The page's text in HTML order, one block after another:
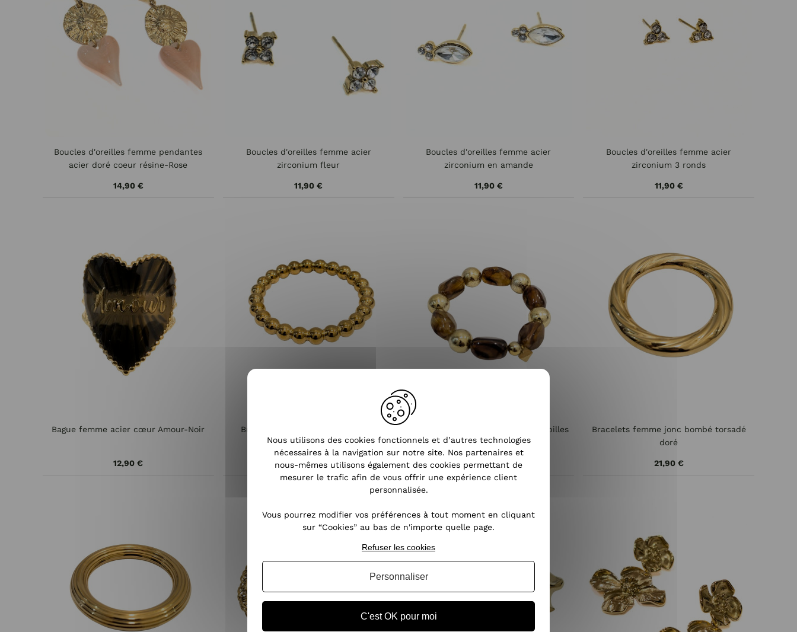
Boucles d'oreilles femme pendantes
acier doré coeur résine-Rose
14,90 €
Boucles d'oreilles femme acier
zirconium fleur
11,90 €
Boucles d'oreilles femme acier
zirconium en amande
11,90 €
Boucles d'oreilles femme acier
zirconium 3 ronds
11,90 €
Bague femme acier cœur Amour-Noir
12,90 €
Bracelets femme jonc doré billes
rigides
22,90 €
Bracelets femme résine camel et billes
dorées
11,90 €
Bracelets femme jonc bombé torsadé
doré
21,90 €
Nous utilisons des cookies fonctionnels et d’autres technologies
nécessaires à la navigation sur notre site. Nos partenaires et
nous-mêmes utilisons également des cookies permettant de
mesurer le trafic afin de vous offrir une expérience client
personnalisée.
Vous pourrez modifier vos préférences à tout moment en cliquant
sur “Cookies” au bas de n'importe quelle page.
C'est OK pour moi
Refuser les cookies
Personnaliser